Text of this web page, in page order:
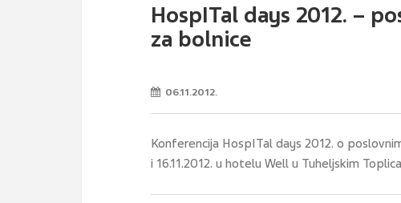
HospITal days 2012. –
za bolnice
06.11.2012.
Konferencija HospITal days 2012. o
i 16.11.2012. u hotelu Well u Tuheljskim